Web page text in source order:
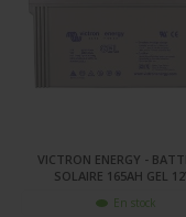
VICTRON ENERGY -
SOLAIRE 165AH GEL
En stock